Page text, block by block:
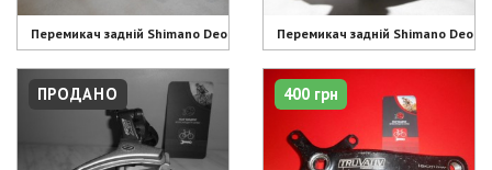
Перемикач задній Shimano Deore XTR RD-M952 - 2350 грн
Перемикач задній Shimano Deore
ПРОДАНО 400 грн